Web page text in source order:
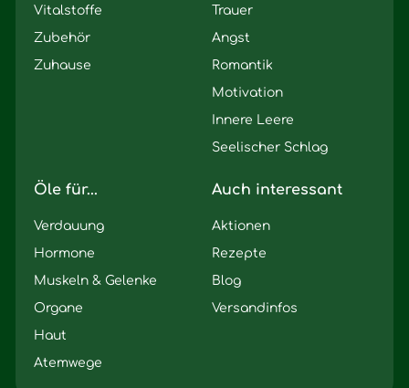
Vitalstoffe
Zubehör
Zuhause
Trauer
Angst
Romantik
Motivation
Innere Leere
Seelischer Schlag
Öle für...
Verdauung
Hormone
Muskeln & Gelenke
Organe
Haut
Atemwege
Auch interessant
Aktionen
Rezepte
Blog
Versandinfos